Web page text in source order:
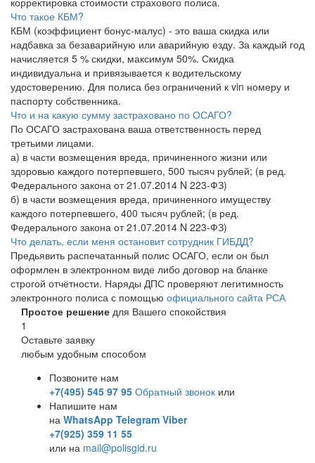
Что такое КБМ?
КБМ (коэффициент бонус-малус) - это ваша скидка или
надбавка за безаварийную или аварийную езду. За каждый год
начисляется 5 % скидки, максимум 50%. Скидка
индивидуальна и привязывается к водительскому
удостоверению. Для полиса без ограничений к vin номеру и
паспорту собственника.
Что и на какую сумму застраховано по ОСАГО?
По ОСАГО застрахована ваша ответственность перед
третьими лицами.
а) в части возмещения вреда, причиненного жизни или
здоровью каждого потерпевшего, 500 тысяч рублей; (в ред.
Федерального закона от 21.07.2014 N 223-ФЗ)
б) в части возмещения вреда, причиненного имуществу
каждого потерпевшего, 400 тысяч рублей; (в ред.
Федерального закона от 21.07.2014 N 223-ФЗ)
Что делать, если меня остановит сотрудник ГИБДД?
Предьявить распечатанный полис ОСАГО, если он был
оформлен в электронном виде либо договор на бланке
строгой отчётности. Наряды ДПС проверяют легитимность
электронного полиса с помощью официального сайта РСА
Простое решение для Вашего спокойствия
1
Оставьте заявку
любым удобным способом
Позвоните нам
+7(495) 545 97 95 Обратный звонок или
Напишите нам
на WhatsApp Telegram Viber
+7(925) 359 11 55
или на mail@polisgid.ru